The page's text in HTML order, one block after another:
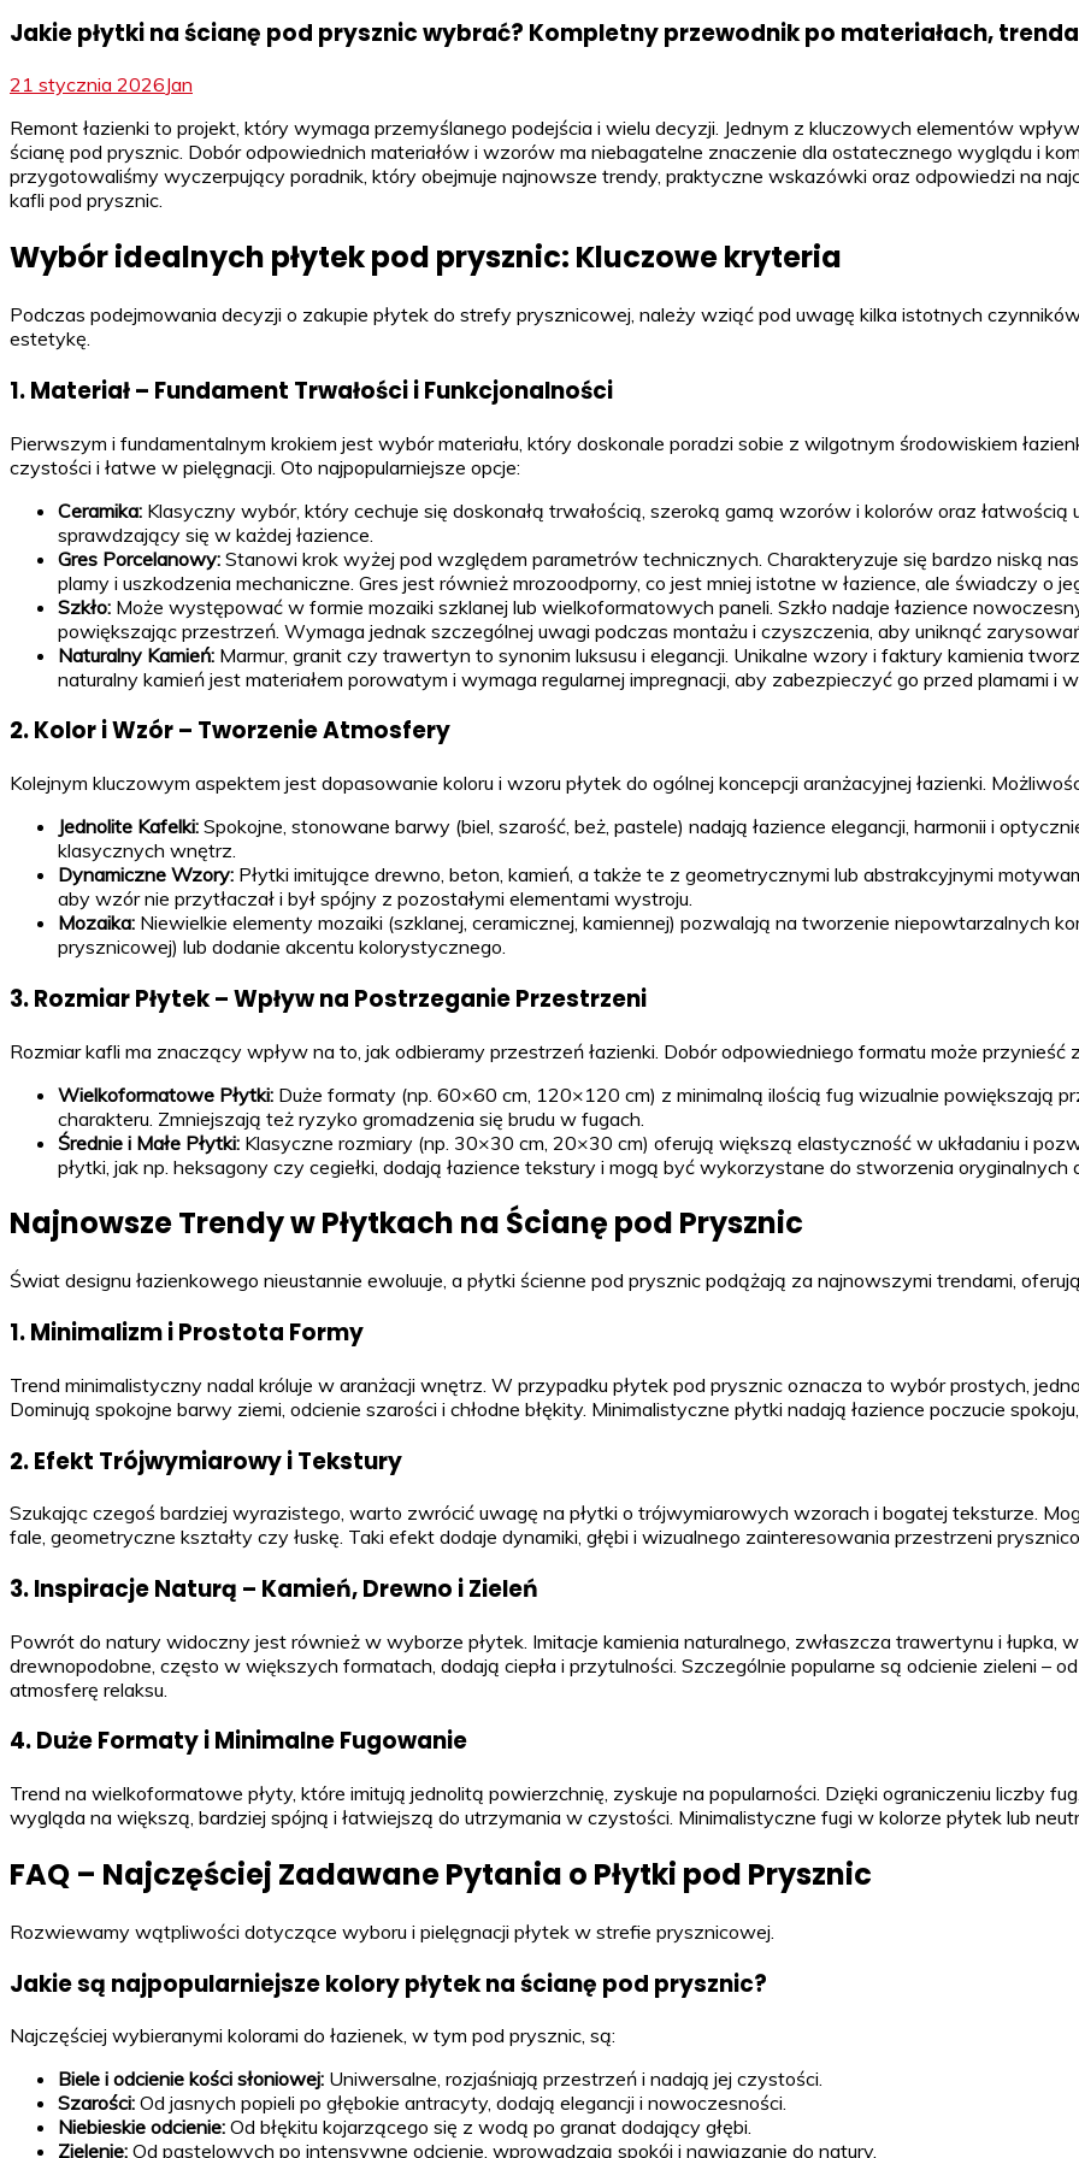
Jakie płytki na ścianę pod prysznic wybrać? Kompletny przewodnik po materiałach,
21 stycznia 2026Jan
Remont łazienki to projekt, który wymaga przemyślanego podejścia i wielu decyzji. Jednym z kluczowych elementów
ścianę pod prysznic. Dobór odpowiednich materiałów i wzorów ma niebagatelne znaczenie dla ostatecznego wyglądu i
przygotowaliśmy wyczerpujący poradnik, który obejmuje najnowsze trendy, praktyczne wskazówki oraz odpowiedzi na
kafli pod prysznic.
Wybór idealnych płytek pod prysznic: Kluczowe kryteria
Podczas podejmowania decyzji o zakupie płytek do strefy prysznicowej, należy wziąć pod uwagę kilka istotnych
estetykę.
1. Materiał – Fundament Trwałości i Funkcjonalności
Pierwszym i fundamentalnym krokiem jest wybór materiału, który doskonale poradzi sobie z wilgotnym środowiskiem
czystości i łatwe w pielęgnacji. Oto najpopularniejsze opcje:
Ceramika: Klasyczny wybór, który cechuje się doskonałą trwałością, szeroką gamą wzorów i kolorów oraz
sprawdzający się w każdej łazience.
Gres Porcelanowy: Stanowi krok wyżej pod względem parametrów technicznych. Charakteryzuje się bardzo niską
plamy i uszkodzenia mechaniczne. Gres jest również mrozoodporny, co jest mniej istotne w łazience, ale świadczy o
Szkło: Może występować w formie mozaiki szklanej lub wielkoformatowych paneli. Szkło nadaje łazience
powiększając przestrzeń. Wymaga jednak szczególnej uwagi podczas montażu i czyszczenia, aby uniknąć
Naturalny Kamień: Marmur, granit czy trawertyn to synonim luksusu i elegancji. Unikalne wzory i faktury kamienia
naturalny kamień jest materiałem porowatym i wymaga regularnej impregnacji, aby zabezpieczyć go przed plamami i
2. Kolor i Wzór – Tworzenie Atmosfery
Kolejnym kluczowym aspektem jest dopasowanie koloru i wzoru płytek do ogólnej koncepcji aranżacyjnej łazienki.
Jednolite Kafelki: Spokojne, stonowane barwy (biel, szarość, beż, pastele) nadają łazience elegancji, harmonii i
klasycznych wnętrz.
Dynamiczne Wzory: Płytki imitujące drewno, beton, kamień, a także te z geometrycznymi lub abstrakcyjnymi
aby wzór nie przytłaczał i był spójny z pozostałymi elementami wystroju.
Mozaika: Niewielkie elementy mozaiki (szklanej, ceramicznej, kamiennej) pozwalają na tworzenie niepowtarzalnych
prysznicowej) lub dodanie akcentu kolorystycznego.
3. Rozmiar Płytek – Wpływ na Postrzeganie Przestrzeni
Rozmiar kafli ma znaczący wpływ na to, jak odbieramy przestrzeń łazienki. Dobór odpowiedniego formatu może przynieść
Wielkoformatowe Płytki: Duże formaty (np. 60×60 cm, 120×120 cm) z minimalną ilością fug wizualnie powiększają
charakteru. Zmniejszają też ryzyko gromadzenia się brudu w fugach.
Średnie i Małe Płytki: Klasyczne rozmiary (np. 30×30 cm, 20×30 cm) oferują większą elastyczność w układaniu i
płytki, jak np. heksagony czy cegiełki, dodają łazience tekstury i mogą być wykorzystane do stworzenia oryginalnych
Najnowsze Trendy w Płytkach na Ścianę pod Prysznic
Świat designu łazienkowego nieustannie ewoluuje, a płytki ścienne pod prysznic podążają za najnowszymi trendami,
1. Minimalizm i Prostota Formy
Trend minimalistyczny nadal króluje w aranżacji wnętrz. W przypadku płytek pod prysznic oznacza to wybór prostych,
Dominują spokojne barwy ziemi, odcienie szarości i chłodne błękity. Minimalistyczne płytki nadają łazience poczucie
2. Efekt Trójwymiarowy i Tekstury
Szukając czegoś bardziej wyrazistego, warto zwrócić uwagę na płytki o trójwymiarowych wzorach i bogatej teksturze.
fale, geometryczne kształty czy łuskę. Taki efekt dodaje dynamiki, głębi i wizualnego zainteresowania przestrzeni
3. Inspiracje Naturą – Kamień, Drewno i Zieleń
Powrót do natury widoczny jest również w wyborze płytek. Imitacje kamienia naturalnego, zwłaszcza trawertynu i łupka,
drewnopodobne, często w większych formatach, dodają ciepła i przytulności. Szczególnie popularne są odcienie zieleni –
atmosferę relaksu.
4. Duże Formaty i Minimalne Fugowanie
Trend na wielkoformatowe płyty, które imitują jednolitą powierzchnię, zyskuje na popularności. Dzięki ograniczeniu liczby
wygląda na większą, bardziej spójną i łatwiejszą do utrzymania w czystości. Minimalistyczne fugi w kolorze płytek lub
FAQ – Najczęściej Zadawane Pytania o Płytki pod Prysznic
Rozwiewamy wątpliwości dotyczące wyboru i pielęgnacji płytek w strefie prysznicowej.
Jakie są najpopularniejsze kolory płytek na ścianę pod prysznic?
Najczęściej wybieranymi kolorami do łazienek, w tym pod prysznic, są:
Biele i odcienie kości słoniowej: Uniwersalne, rozjaśniają przestrzeń i nadają jej czystości.
Szarości: Od jasnych popieli po głębokie antracyty, dodają elegancji i nowoczesności.
Niebieskie odcienie: Od błękitu kojarzącego się z wodą po granat dodający głębi.
Zielenie: Od pastelowych po intensywne odcienie, wprowadzają spokój i nawiązanie do natury.